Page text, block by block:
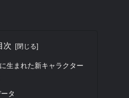
次
生まれた新キャラクター
タ